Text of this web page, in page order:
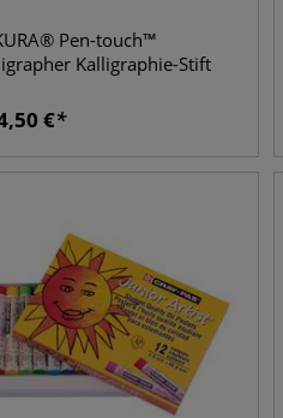
Pen-touch™
Kalligraphie-Stift
€